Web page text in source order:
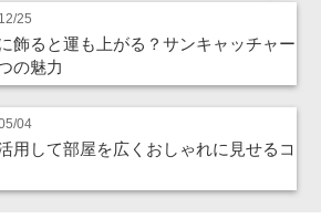
25
飾ると運も上がる？サンキャッチャー
の魅力
04
用して部屋を広くおしゃれに見せるコ